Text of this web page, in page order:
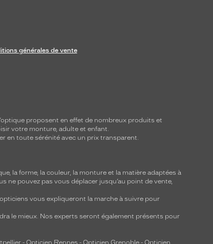
générales de vente
proposent en effet de nombreux produits et
votre monture, adulte et enfant.
en toute sérénité avec un prix transparent.
la forme, la couleur, la monture et la matière adaptées à
ne pouvez pas vous déplacer jusqu’au point de vente,
vous expliqueront la marche à suivre pour
le mieux. Nos experts seront également présents pour
- Opticien Rennes - Opticien Grenoble - Opticien